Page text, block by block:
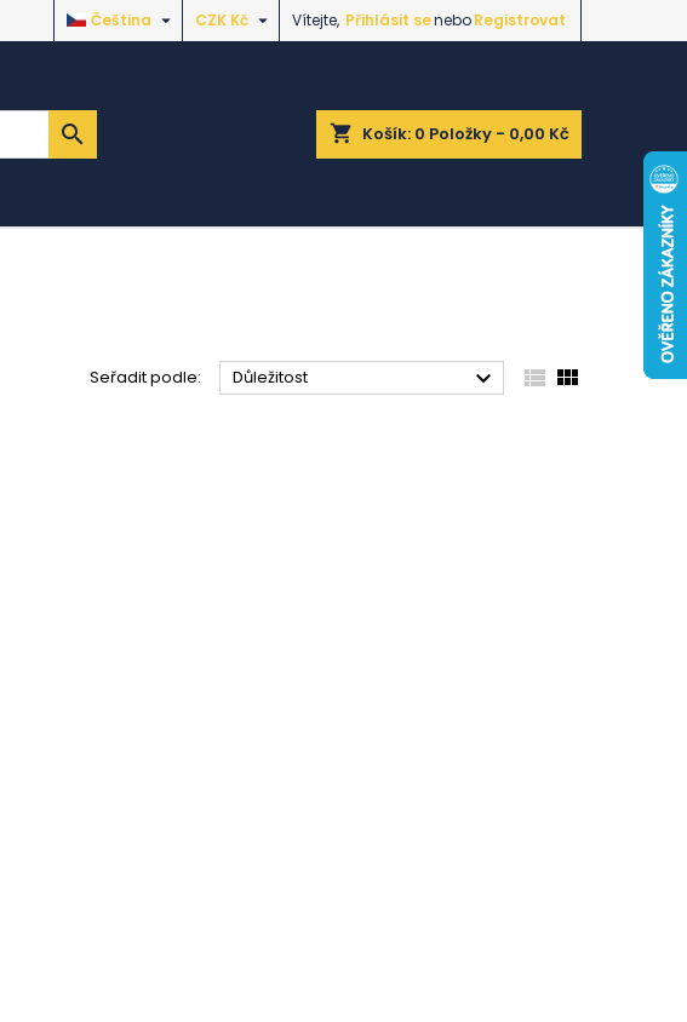
Vítejte, Přihlásit seneboRegistrovat
CZK Kč 
Čeština 
shopping_cart Košík: 0 Položky - 0,00 Kč

Seřadit podle: Důležitost   